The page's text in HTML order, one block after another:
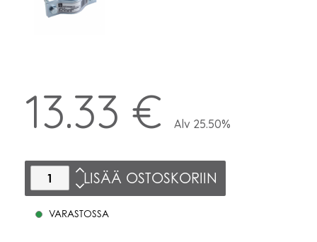
13.33 € Alv 25.50%
LISÄÄ OSTOSKORIIN
VARASTOSSA